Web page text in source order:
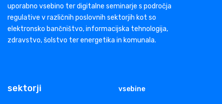
uporabno vsebino ter digitalne seminarje s področja
regulative v različnih poslovnih sektorjih kot so
elektronsko bančništvo, informacijska tehnologija,
zdravstvo, šolstvo ter energetika in komunala.
sektorji vsebine